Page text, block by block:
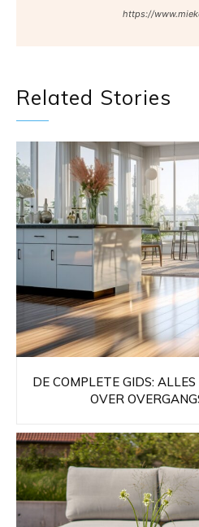
https://
Related Stories
DE COMPLETE GIDS:
OVER